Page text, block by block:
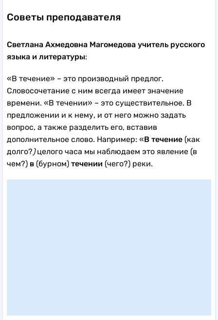
Советы преподавателя
Светлана Ахмедовна Магомедова учитель русского
языка и литературы:
«В течение» – это производный предлог.
Словосочетание с ним всегда имеет значение
времени. «В течении» – это существительное. В
предложении и к нему, и от него можно задать
вопрос, а также разделить его, вставив
дополнительное слово. Например: «В течение (как
долго?)целого часа мы наблюдаем это явление (в
чем?) в (бурном) течении (чего?) реки.